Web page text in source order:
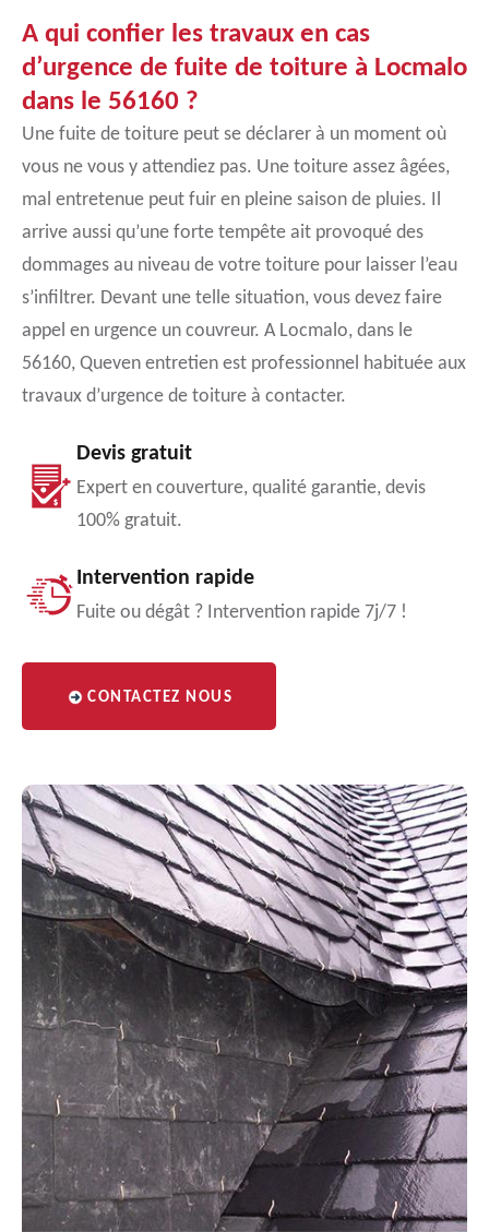
A qui confier les travaux en cas
d’urgence de fuite de toiture à Locmalo
dans le 56160 ?
Une fuite de toiture peut se déclarer à un moment où
vous ne vous y attendiez pas. Une toiture assez âgées,
mal entretenue peut fuir en pleine saison de pluies. Il
arrive aussi qu’une forte tempête ait provoqué des
dommages au niveau de votre toiture pour laisser l’eau
s’infiltrer. Devant une telle situation, vous devez faire
appel en urgence un couvreur. A Locmalo, dans le
56160, Queven entretien est professionnel habituée aux
travaux d’urgence de toiture à contacter.
Devis gratuit
Expert en couverture, qualité garantie, devis
100% gratuit.
Intervention rapide
Fuite ou dégât ? Intervention rapide 7j/7 !
CONTACTEZ NOUS